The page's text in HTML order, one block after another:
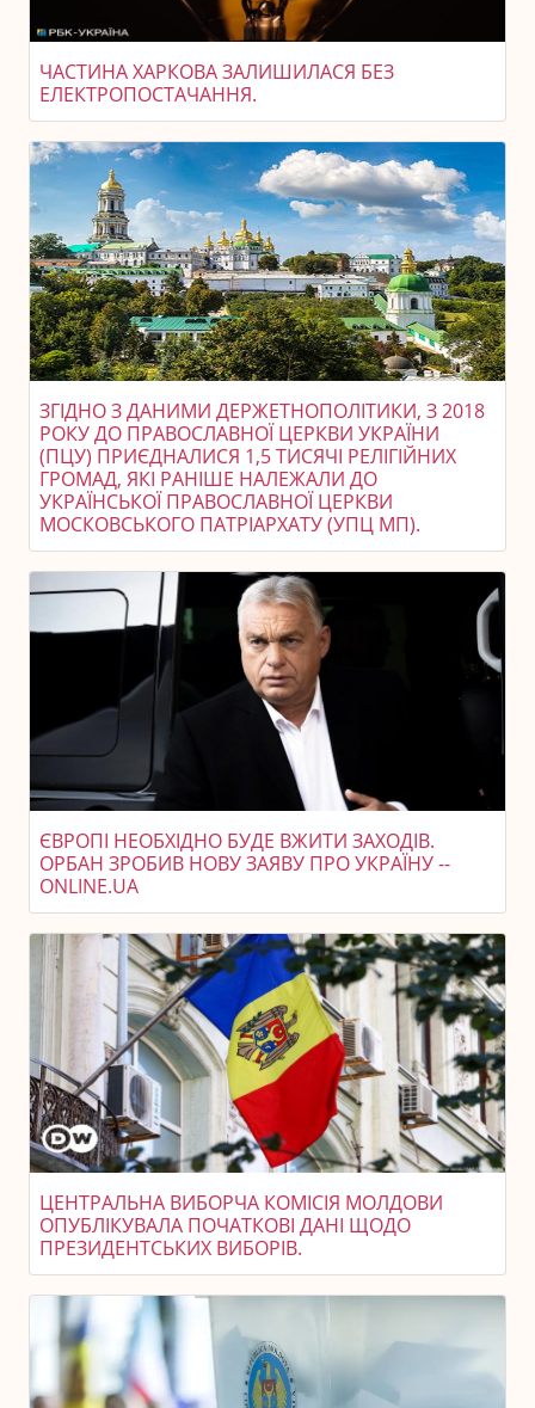
ЧАСТИНА ХАРКОВА ЗАЛИШИЛАСЯ БЕЗ
ЕЛЕКТРОПОСТАЧАННЯ.
ЗГІДНО З ДАНИМИ ДЕРЖЕТНОПОЛІТИКИ, З 2018
РОКУ ДО ПРАВОСЛАВНОЇ ЦЕРКВИ УКРАЇНИ
(ПЦУ) ПРИЄДНАЛИСЯ 1,5 ТИСЯЧІ РЕЛІГІЙНИХ
ГРОМАД, ЯКІ РАНІШЕ НАЛЕЖАЛИ ДО
УКРАЇНСЬКОЇ ПРАВОСЛАВНОЇ ЦЕРКВИ
МОСКОВСЬКОГО ПАТРІАРХАТУ (УПЦ МП).
ЄВРОПІ НЕОБХІДНО БУДЕ ВЖИТИ ЗАХОДІВ.
ОРБАН ЗРОБИВ НОВУ ЗАЯВУ ПРО УКРАЇНУ --
ONLINE.UA
ЦЕНТРАЛЬНА ВИБОРЧА КОМІСІЯ МОЛДОВИ
ОПУБЛІКУВАЛА ПОЧАТКОВІ ДАНІ ЩОДО
ПРЕЗИДЕНТСЬКИХ ВИБОРІВ.